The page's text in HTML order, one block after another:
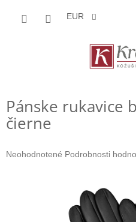
EUR
Pánske rukavice
čierne
Priemerné
Neohodnotené Podrobnosti